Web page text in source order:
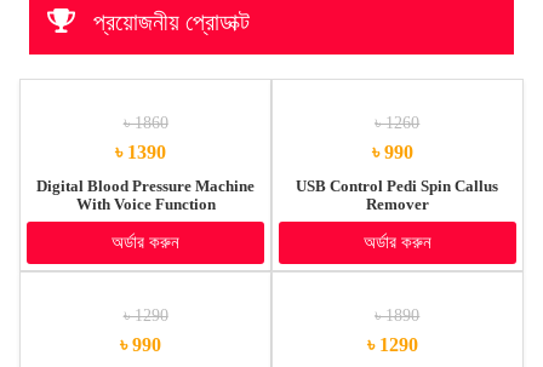
প্রয়োজনীয় প্রোডাক্ট
৳ 1390
৳ 1860
Digital Blood Pressure Machine
With Voice Function
অর্ডার করুন
৳ 990
৳ 1260
USB Control Pedi Spin Callus
Remover
অর্ডার করুন
৳ 990
৳ 1290
৳ 1290
৳ 1890